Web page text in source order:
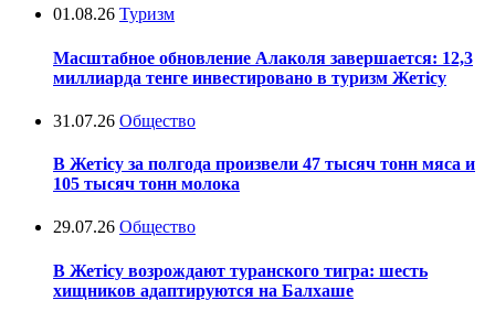
01.08.26 Туризм
Масштабное обновление Алаколя завершается: 12,3
миллиарда тенге инвестировано в туризм Жетісу
31.07.26 Общество
В Жетісу за полгода произвели 47 тысяч тонн мяса и
105 тысяч тонн молока
29.07.26 Общество
В Жетісу возрождают туранского тигра: шесть
хищников адаптируются на Балхаше